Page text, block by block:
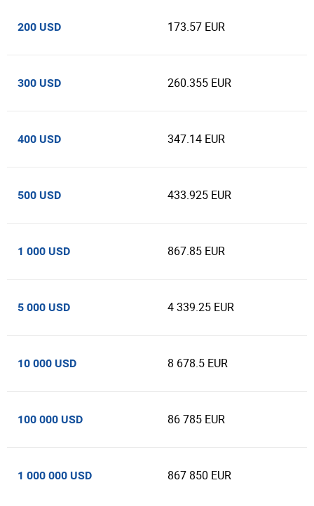
200 USD 173.57 EUR
300 USD 260.355 EUR
400 USD 347.14 EUR
500 USD 433.925 EUR
1 000 USD 867.85 EUR
5 000 USD 4 339.25 EUR
10 000 USD 8 678.5 EUR
100 000 USD 86 785 EUR
1 000 000 USD 867 850 EUR